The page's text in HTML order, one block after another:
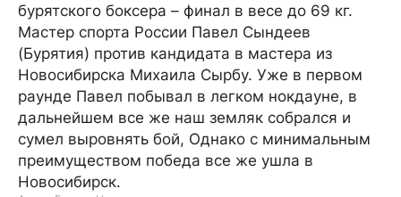
бурятского боксера – финал в весе до 69 кг.
Мастер спорта России Павел Сындеев
(Бурятия) против кандидата в мастера из
Новосибирска Михаила Сырбу. Уже в первом
раунде Павел побывал в легком нокдауне, в
дальнейшем все же наш земляк собрался и
сумел выровнять бой, Однако с минимальным
преимуществом победа все же ушла в
Новосибирск.